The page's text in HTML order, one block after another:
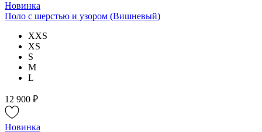
Новинка
Поло с шерстью и узором (Вишневый)
XXS
XS
S
M
L
12 900 ₽
Новинка